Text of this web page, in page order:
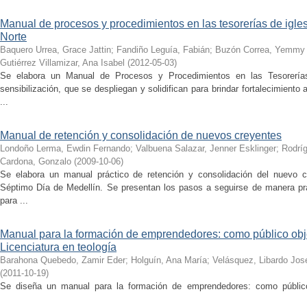
Manual de procesos y procedimientos en las tesorerías de
Norte
Baquero Urrea, Grace Jattin; Fandiño Leguía, Fabián; Buzón Correa,
Gutiérrez Villamizar, Ana Isabel (2012-05-03)
Se elabora un Manual de Procesos y Procedimientos en las
sensibilización, que se despliegan y solidifican para brindar fortalecimiento
...
Manual de retención y consolidación de nuevos creyentes
Londoño Lerma, Ewdin Fernando; Valbuena Salazar, Jenner Esklinger;
Cardona, Gonzalo (2009-10-06)
Se elabora un manual práctico de retención y consolidación del nuevo
Séptimo Día de Medellín. Se presentan los pasos a seguirse de manera
para ...
Manual para la formación de emprendedores: como público
Licenciatura en teología
Barahona Quebedo, Zamir Eder; Holguín, Ana María; Velásquez, Libardo
(2011-10-19)
Se diseña un manual para la formación de emprendedores: como